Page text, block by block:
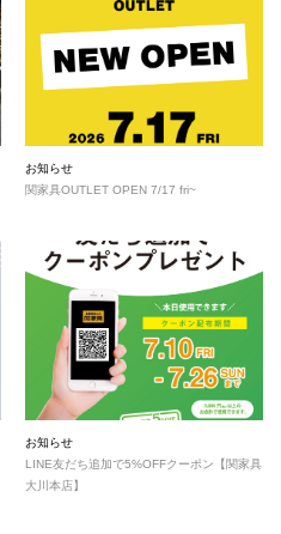
お知らせ
関家具OUTLET OPEN 7/17 fri~
お知らせ
LINE友だち追加で5%OFFクーポン【関家具
大川本店】